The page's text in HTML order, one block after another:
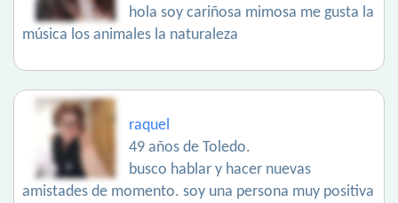
hola soy cariñosa mimosa me gusta la
música los animales la naturaleza
raquel
49 años de Toledo.
busco hablar y hacer nuevas
amistades de momento. soy una persona muy positiva